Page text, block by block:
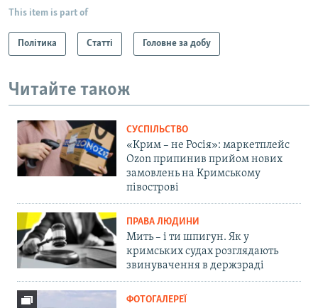
This item is part of
Політика Статті Головне за добу
Читайте також
СУСПІЛЬСТВО
«Крим – не Росія»: маркетплейс
Ozon припинив прийом нових
замовлень на Кримському
півострові
ПРАВА ЛЮДИНИ
Мить – і ти шпигун. Як у
кримських судах розглядають
звинувачення в держзраді
ФОТОГАЛЕРЕЇ